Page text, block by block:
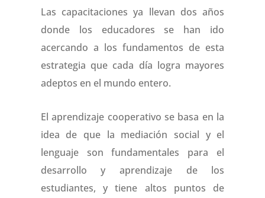
Las capacitaciones ya llevan dos años
donde los educadores se han ido
acercando a los fundamentos de esta
estrategia que cada día logra mayores
adeptos en el mundo entero.
El aprendizaje cooperativo se basa en la
idea de que la mediación social y el
lenguaje son fundamentales para el
desarrollo y aprendizaje de los
estudiantes, ytiene altos puntos de